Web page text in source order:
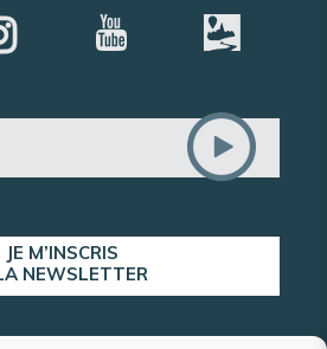
JE M’INSCRIS
NEWSLETTER